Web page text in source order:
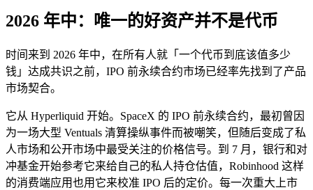
2026 年中：唯一的好资产并不是代币
时间来到 2026 年中，在所有人就「一个代币到底该值多少
钱」达成共识之前，IPO 前永续合约市场已经率先找到了产品
市场契合。
它从 Hyperliquid 开始。SpaceX 的 IPO 前永续合约，最初曾因
为一场大型 Ventuals 清算操纵事件而被嘲笑，但随后变成了私
人市场和公开市场中最受关注的价格信号。到 7 月，银行和对
冲基金开始参考它来给自己的私人持仓估值，Robinhood 这样
的消费端应用也用它来校准 IPO 后的定价。每一次重大上市